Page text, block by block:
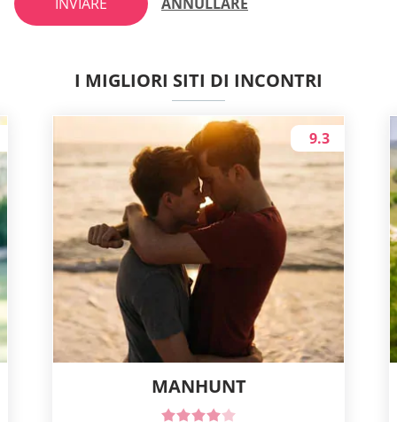
I MIGLIORI SITI DI INCONTRI
MANHUNT
9.3